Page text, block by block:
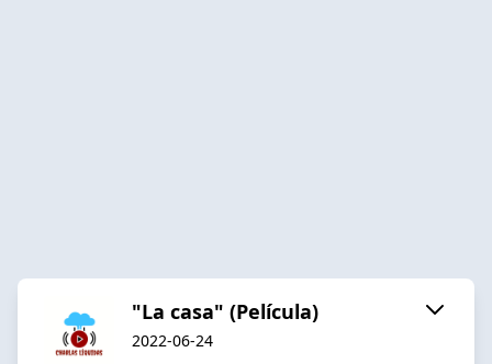
"La casa" (Película)
2022-06-24